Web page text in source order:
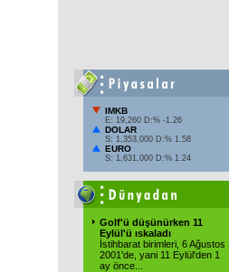
IMKB
E: 19,260 D:% -1.26
DOLAR
S: 1,353,000 D:% 1.58
EURO
S: 1,631,000 D:% 1.24
Golf'ü düşünürken 11
Eylül'ü ıskaladı
İstihbarat birimleri, 6 Ağustos
2001'de, yani 11 Eylül'den 1
ay önce